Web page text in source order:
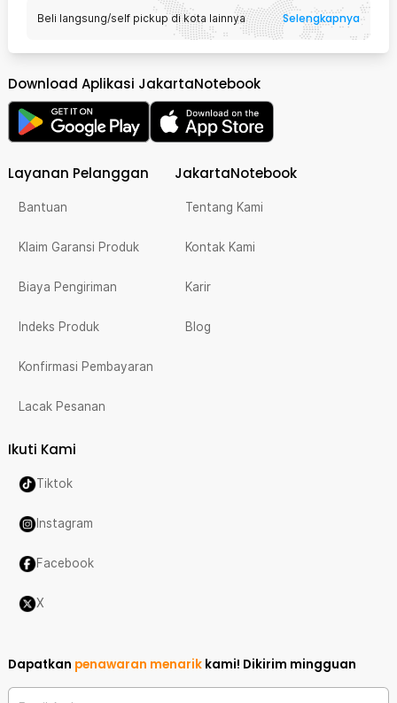
Beli langsung/self pickup di kota lainnya Selengkapnya
Download Aplikasi JakartaNotebook
Layanan Pelanggan
Bantuan
Klaim Garansi Produk
Biaya Pengiriman
Indeks Produk
Konfirmasi Pembayaran
Lacak Pesanan
JakartaNotebook
Tentang Kami
Kontak Kami
Karir
Blog
Ikuti Kami
Tiktok
Instagram
Facebook
X
Dapatkan penawaran menarik kami! Dikirim mingguan